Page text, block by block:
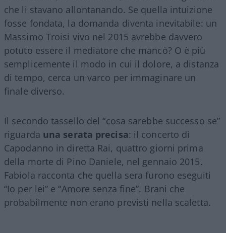
che li stavano allontanando. Se quella intuizione
fosse fondata, la domanda diventa inevitabile: un
Massimo Troisi vivo nel 2015 avrebbe davvero
potuto essere il mediatore che mancò? O è più
semplicemente il modo in cui il dolore, a distanza
di tempo, cerca un varco per immaginare un
finale diverso.
Il secondo tassello del “cosa sarebbe successo se”
riguarda una serata precisa: il concerto di
Capodanno in diretta Rai, quattro giorni prima
della morte di Pino Daniele, nel gennaio 2015.
Fabiola racconta che quella sera furono eseguiti
“Io per lei” e “Amore senza fine”. Brani che
probabilmente non erano previsti nella scaletta.